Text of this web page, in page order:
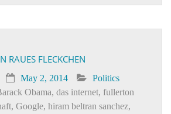
RAUES FLECKCHEN
May 2, 2014
Politics
Obama, das internet, fullerton
, Google, hiram beltran sanchez,